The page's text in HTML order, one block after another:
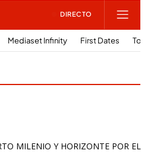
MILENIO Y HORIZONTE POR EL